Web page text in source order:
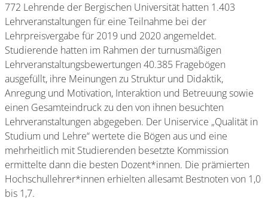
772 Lehrende der Bergischen Universität hatten 1.403
Lehrveranstaltungen für eine Teilnahme bei der
Lehrpreisvergabe für 2019 und 2020 angemeldet.
Studierende hatten im Rahmen der turnusmäßigen
Lehrveranstaltungsbewertungen 40.385 Fragebögen
ausgefüllt, ihre Meinungen zu Struktur und Didaktik,
Anregung und Motivation, Interaktion und Betreuung sowie
einen Gesamteindruck zu den von ihnen besuchten
Lehrveranstaltungen abgegeben. Der Uniservice „Qualität in
Studium und Lehre“ wertete die Bögen aus und eine
mehrheitlich mit Studierenden besetzte Kommission
ermittelte dann die besten Dozent*innen. Die prämierten
Hochschullehrer*innen erhielten allesamt Bestnoten von 1,0
bis 1,7.